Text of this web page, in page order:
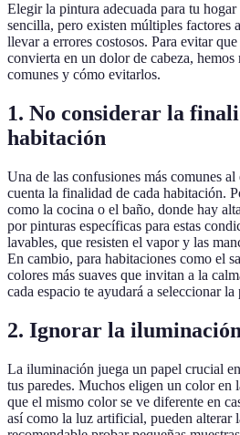
Elegir la pintura adecuada para tu hogar
sencilla, pero existen múltiples factores
llevar a errores costosos. Para evitar
convierta en un dolor de cabeza,
comunes y cómo evitarlos.
1. No considerar la
habitación
Una de las confusiones más comunes
cuenta la finalidad de cada habitación.
como la cocina o el baño, donde hay
por pinturas específicas para estas
lavables, que resisten el vapor y las
En cambio, para habitaciones como el
colores más suaves que invitan a la
cada espacio te ayudará a seleccionar la
2. Ignorar la iluminación
La iluminación juega un papel crucial
tus paredes. Muchos eligen un color en
que el mismo color se ve diferente en
así como la luz artificial, pueden alterar